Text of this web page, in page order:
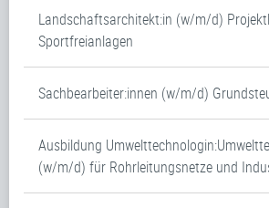
Landschaftsarchitekt:in (w/m/d)
Sportfreianlagen
Sachbearbeiter:innen (w/m/d)
Ausbildung
(w/m/d) für Rohrleitungsnetze und